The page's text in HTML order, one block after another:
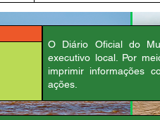
O Diário Oficial do
executivo local. Por
imprimir informações
ações.